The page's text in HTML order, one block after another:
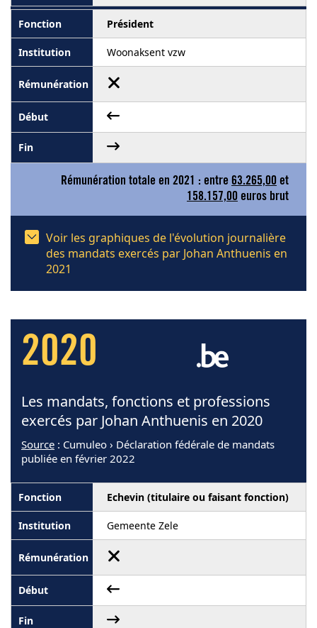
Président
Woonaksent vzw
Rémunération totale en 2021 : entre 63.265,00 et
158.157,00 euros brut
Voir les graphiques de l'évolution journalière
des mandats exercés par Johan Anthuenis en
2021
2020
Les mandats, fonctions et professions
exercés par Johan Anthuenis en 2020
Source : Cumuleo › Déclaration fédérale de mandats
publiée en février 2022
Echevin (titulaire ou faisant fonction)
Gemeente Zele